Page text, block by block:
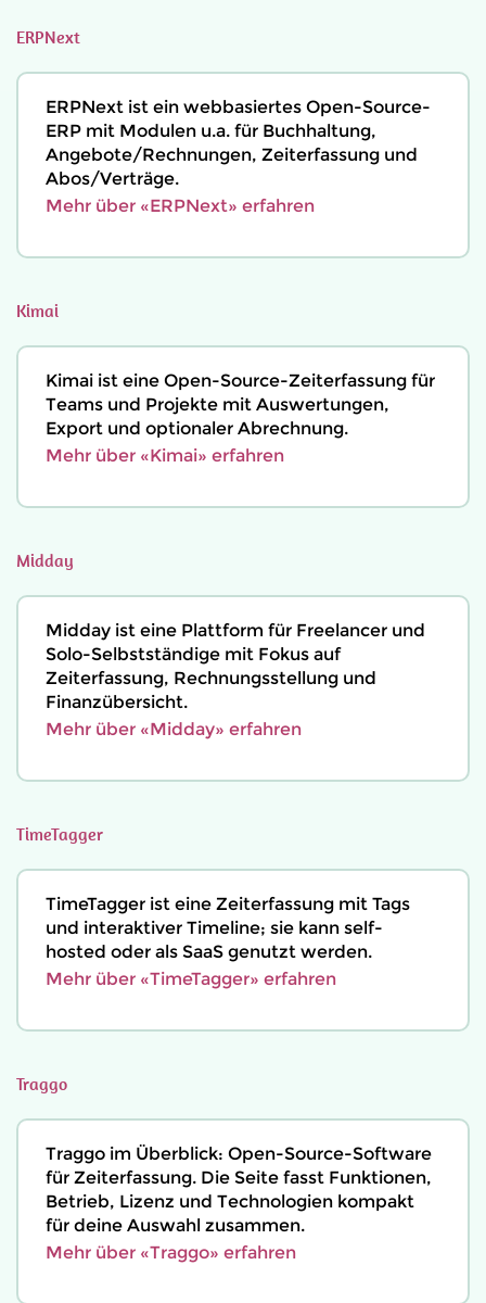
ERPNext
ERPNext ist ein webbasiertes Open-Source-
ERP mit Modulen u.a. für Buchhaltung,
Angebote/Rechnungen, Zeiterfassung und
Abos/Verträge.
Mehr über «ERPNext» erfahren
Kimai
Kimai ist eine Open-Source-Zeiterfassung für
Teams und Projekte mit Auswertungen,
Export und optionaler Abrechnung.
Mehr über «Kimai» erfahren
Midday
Midday ist eine Plattform für Freelancer und
Solo-Selbstständige mit Fokus auf
Zeiterfassung, Rechnungsstellung und
Finanzübersicht.
Mehr über «Midday» erfahren
TimeTagger
TimeTagger ist eine Zeiterfassung mit Tags
und interaktiver Timeline; sie kann self-
hosted oder als SaaS genutzt werden.
Mehr über «TimeTagger» erfahren
Traggo
Traggo im Überblick: Open-Source-Software
für Zeiterfassung. Die Seite fasst Funktionen,
Betrieb, Lizenz und Technologien kompakt
für deine Auswahl zusammen.
Mehr über «Traggo» erfahren